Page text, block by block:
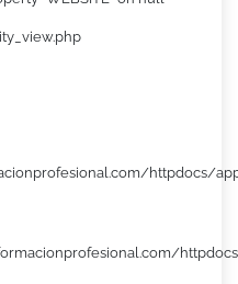
httpdocs/